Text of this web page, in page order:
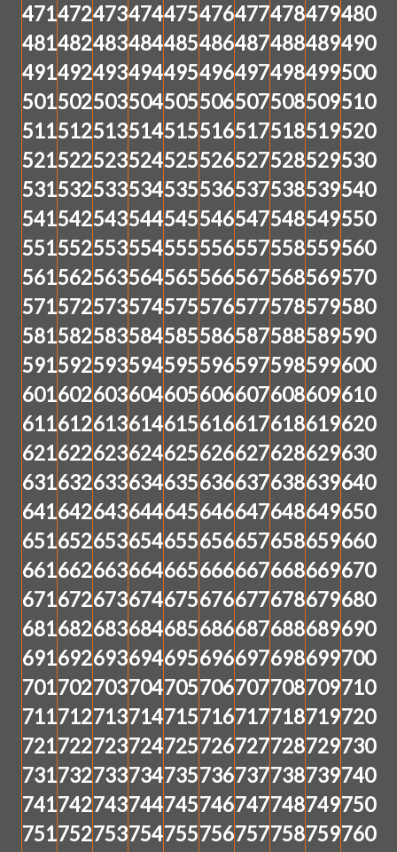
471472473474475476477478479480
481482483484485486487488489490
491492493494495496497498499500
501502503504505506507508509510
511512513514515516517518519520
521522523524525526527528529530
531532533534535536537538539540
541542543544545546547548549550
551552553554555556557558559560
561562563564565566567568569570
571572573574575576577578579580
581582583584585586587588589590
591592593594595596597598599600
601602603604605606607608609610
611612613614615616617618619620
621622623624625626627628629630
631632633634635636637638639640
641642643644645646647648649650
651652653654655656657658659660
661662663664665666667668669670
671672673674675676677678679680
681682683684685686687688689690
691692693694695696697698699700
701702703704705706707708709710
711712713714715716717718719720
721722723724725726727728729730
731732733734735736737738739740
741742743744745746747748749750
751752753754755756757758759760